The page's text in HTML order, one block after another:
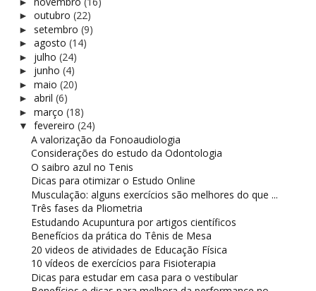
► outubro (22)
► setembro (9)
► agosto (14)
► julho (24)
► junho (4)
► maio (20)
► abril (6)
► março (18)
▼ fevereiro (24)
A valorização da Fonoaudiologia
Considerações do estudo da Odontologia
O saibro azul no Tenis
Dicas para otimizar o Estudo Online
Musculação: alguns exercícios são melhores do que ...
Três fases da Pliometria
Estudando Acupuntura por artigos científicos
Benefícios da prática do Tênis de Mesa
20 videos de atividades de Educação Física
10 vídeos de exercícios para Fisioterapia
Dicas para estudar em casa para o vestibular